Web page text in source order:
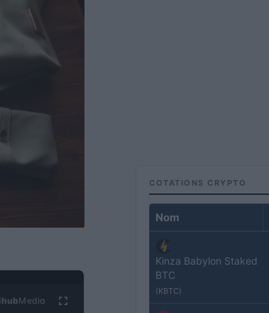
hubMedia
COTATIONS CRYPTO
Nom
Kinza Babylon Staked
BTC
(KBTC)